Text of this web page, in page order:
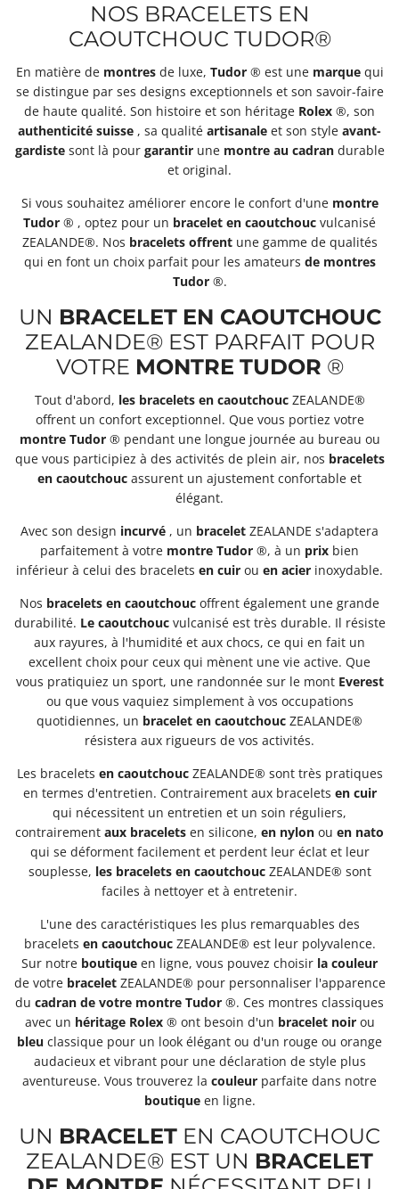
NOS BRACELETS EN
CAOUTCHOUC TUDOR®
En matière de montresde luxe, Tudor® est une marquequi
se distingue par ses designs exceptionnels et son savoir-faire
de haute qualité. Son histoire et son héritage Rolex ®, son
authenticité suisse , sa qualité artisanale et son style avant-
gardistesont là pour garantirune montre au cadrandurable
et original.
Si vous souhaitez améliorer encore le confort d'une montre
Tudor ® , optez pour un bracelet en caoutchouc vulcanisé
ZEALANDE®. Nos bracelets offrentune gamme de qualités
qui en font un choix parfait pour les amateurs de montres
Tudor®.
UN BRACELET EN CAOUTCHOUC
ZEALANDE® EST PARFAIT POUR
VOTRE MONTRE TUDOR ®
Tout d'abord, les bracelets en caoutchoucZEALANDE®
offrent un confort exceptionnel. Que vous portiez votre
montre Tudor® pendant une longue journée au bureau ou
que vous participiez à des activités de plein air, nos bracelets
en caoutchouc assurent un ajustement confortable et
élégant.
Avec son design incurvé , un bracelet ZEALANDE s'adaptera
parfaitement à votre montre Tudor ®, à un prix bien
inférieur à celui des bracelets en cuir ou en acier inoxydable.
Nos bracelets en caoutchouc offrent également une grande
durabilité. Le caoutchoucvulcanisé est très durable. Il résiste
aux rayures, à l'humidité et aux chocs, ce qui en fait un
excellent choix pour ceux qui mènent une vie active. Que
vous pratiquiez un sport, une randonnée sur le mont Everest
ou que vous vaquiez simplement à vos occupations
quotidiennes, un bracelet en caoutchouc ZEALANDE®
résistera aux rigueurs de vos activités.
Les bracelets en caoutchoucZEALANDE® sont très pratiques
en termes d'entretien. Contrairement aux bracelets en cuir
qui nécessitent un entretien et un soin réguliers,
contrairement aux bracelets en silicone, en nylon ou en nato
qui se déforment facilement et perdent leur éclat et leur
souplesse, les bracelets en caoutchoucZEALANDE® sont
faciles à nettoyer et à entretenir.
L'une des caractéristiques les plus remarquables des
bracelets en caoutchoucZEALANDE® est leur polyvalence.
Sur notre boutique en ligne, vous pouvez choisir la couleur
de votre braceletZEALANDE® pour personnaliser l'apparence
du cadran de votre montre Tudor ®. Ces montres classiques
avec un héritage Rolex® ont besoin d'un bracelet noirou
bleu classique pour un look élégant ou d'un rouge ou orange
audacieux et vibrant pour une déclaration de style plus
aventureuse. Vous trouverez la couleur parfaite dans notre
boutiqueen ligne.
UN BRACELET EN CAOUTCHOUC
ZEALANDE® EST UN BRACELET